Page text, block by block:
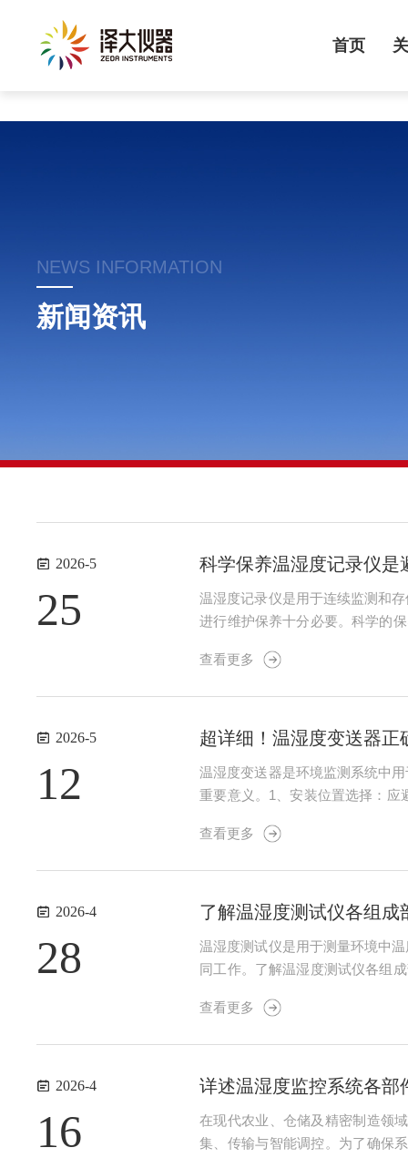
首页
NEWS INFORMATION
新闻资讯
2026-5
25
科学保养温湿度记录仪
温湿度记录仪是用于连续监测和
进行维护保养十分必要。科学的
换：对于使用干电池或可充电电
查看更多
2026-5
12
超详细！温湿度变送器正
温湿度变送器是环境监测系统中
重要意义。1、安装位置选择：应
减少耦合噪声。3、安装高度与方
查看更多
2026-4
28
了解温湿度测试仪各组
温湿度测试仪是用于测量环境中
同工作。了解温湿度测试仪各组
水分含量变化。部分型号采用数
查看更多
2026-4
16
详述温湿度监控系统各
在现代农业、仓储及精密制造领
集、传输与智能调控。为了确保